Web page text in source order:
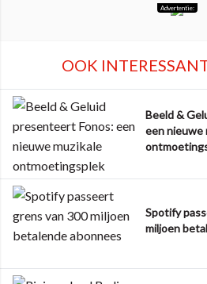
Advertentie:
OOK
Beeld &
een nieuwe
Spotify
miljoen